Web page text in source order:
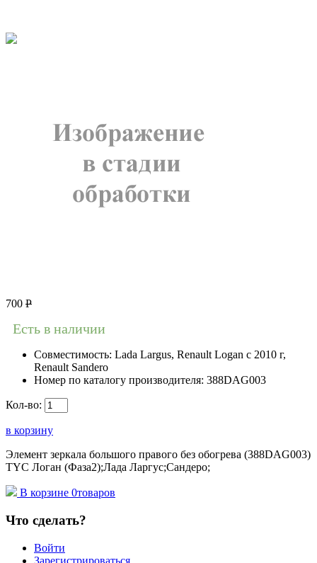
700 Р
Есть в наличии
Совместимость: Lada Largus, Renault Logan c 2010 г,
Renault Sandero
Номер по каталогу производителя: 388DAG003
Кол-во:
в корзину
Элемент зеркала большого правого без обогрева (388DAG003)
TYC Логан (Фаза2);Лада Ларгус;Сандеро;
В корзине 0товаров
Что сделать?
Войти
Зарегистрироваться